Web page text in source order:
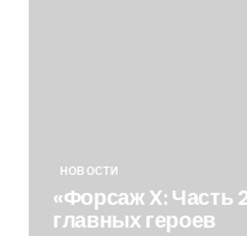
НОВОСТИ
«Форсаж X: Часть
главных героев